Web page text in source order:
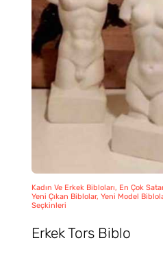
Kadın Ve Erkek Bibloları, En Çok
Yeni Çıkan Biblolar, Yeni Model
Seçkinleri
Erkek Tors Biblo